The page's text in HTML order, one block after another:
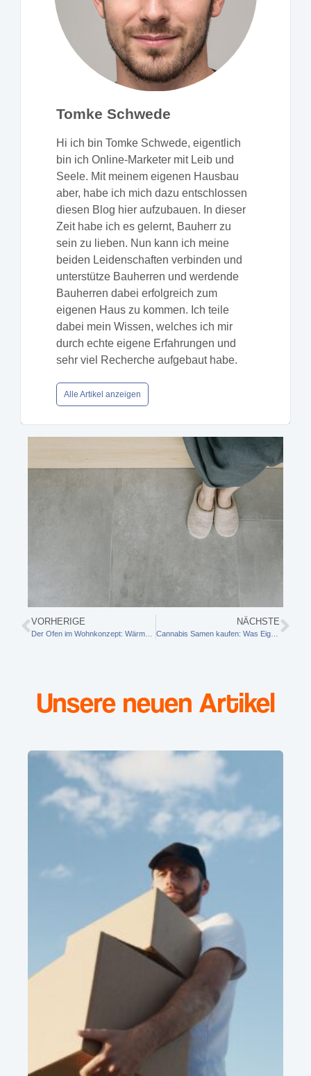
Tomke Schwede
Hi ich bin Tomke Schwede, eigentlich
bin ich Online-Marketer mit Leib und
Seele. Mit meinem eigenen Hausbau
aber, habe ich mich dazu entschlossen
diesen Blog hier aufzubauen. In dieser
Zeit habe ich es gelernt, Bauherr zu
sein zu lieben. Nun kann ich meine
beiden Leidenschaften verbinden und
unterstütze Bauherren und werdende
Bauherren dabei erfolgreich zum
eigenen Haus zu kommen. Ich teile
dabei mein Wissen, welches ich mir
durch echte eigene Erfahrungen und
sehr viel Recherche aufgebaut habe.
Alle Artikel anzeigen
VORHERIGE NÄCHSTE
Cannabis Samen kaufen: Was Eigenanbauer wissen müssen
Unsere neuen Artikel